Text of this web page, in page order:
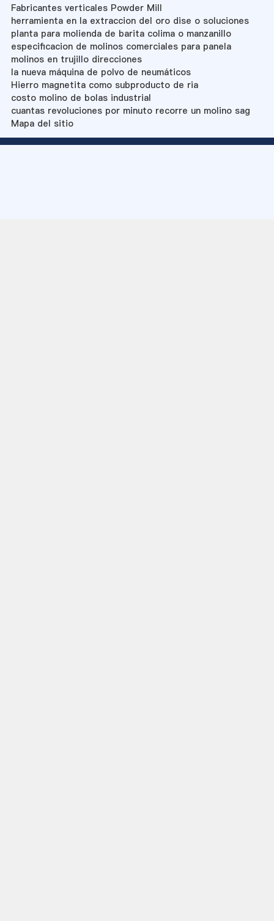
Fabricantes verticales Powder Mill
herramienta en la extraccion del oro dise o soluciones
planta para molienda de barita colima o manzanillo
especificacion de molinos comerciales para panela
molinos en trujillo direcciones
la nueva máquina de polvo de neumáticos
Hierro magnetita como subproducto de ria
costo molino de bolas industrial
cuantas revoluciones por minuto recorre un molino sag
Mapa del sitio